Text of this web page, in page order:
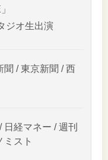
ジオ生出演
聞 / 東京新聞 / 西
日経マネー / 週刊
ミスト